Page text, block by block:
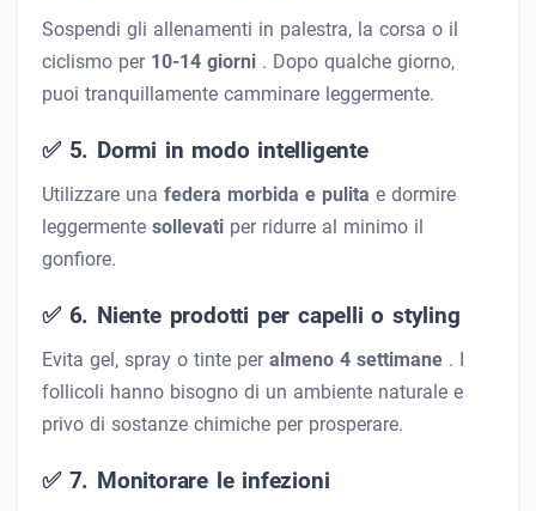
Sospendi gli allenamenti in palestra, la corsa o il
ciclismo per 10-14 giorni . Dopo qualche giorno,
puoi tranquillamente camminare leggermente.
✅ 5. Dormi in modo intelligente
Utilizzare una federa morbida e pulita e dormire
leggermente sollevati per ridurre al minimo il
gonfiore.
✅ 6. Niente prodotti per capelli o styling
Evita gel, spray o tinte per almeno 4 settimane . I
follicoli hanno bisogno di un ambiente naturale e
privo di sostanze chimiche per prosperare.
✅ 7. Monitorare le infezioni